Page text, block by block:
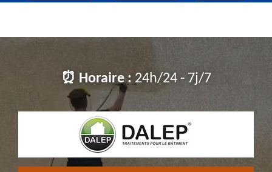
⏰ Horaire : 24h/24 - 7j/7